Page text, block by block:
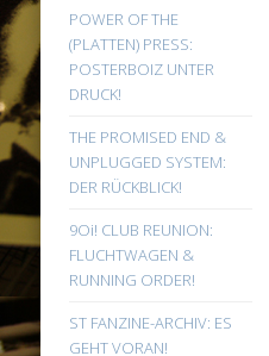
POWER OF THE
(PLATTEN) PRESS:
POSTERBOIZ UNTER
DRUCK!
THE PROMISED END &
UNPLUGGED SYSTEM:
DER RÜCKBLICK!
9Oi! CLUB REUNION:
FLUCHTWAGEN &
RUNNING ORDER!
ST FANZINE-ARCHIV: ES
GEHT VORAN!